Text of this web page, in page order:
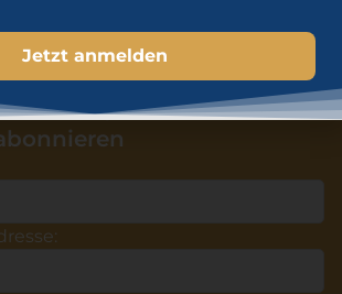
46047 Oberhausen
strategie.com